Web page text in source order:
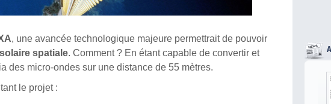
, une avancée technologique majeure permettrait de pouvoir
spatiale. Comment ? En étant capable de convertir et
des micro-ondes sur une distance de 55 mètres.
le projet :